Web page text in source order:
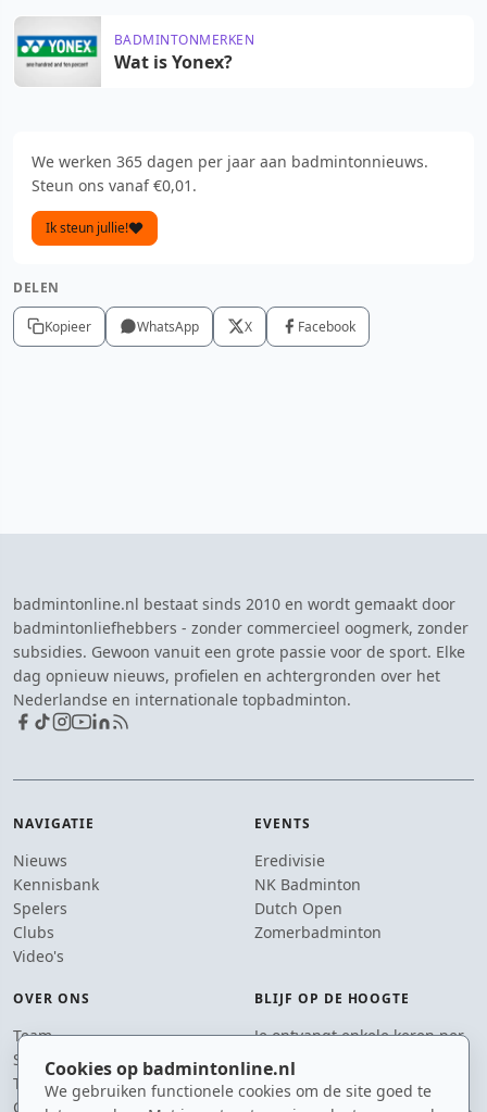
Cookies op badmintonline.nl
We gebruiken functionele cookies om de site goed te
BADMINTONMERKEN
Wat is Yonex?
We werken 365 dagen per jaar aan badmintonnieuws.
Steun ons vanaf €0,01.
Ik steun jullie!
DELEN
Kopieer WhatsApp X Facebook
badmintonline.nl bestaat sinds 2010 en wordt gemaakt door
badmintonliefhebbers - zonder commercieel oogmerk, zonder
subsidies. Gewoon vanuit een grote passie voor de sport. Elke
dag opnieuw nieuws, profielen en achtergronden over het
Nederlandse en internationale topbadminton.
NAVIGATIE
Nieuws
Kennisbank
Spelers
Clubs
Video's
EVENTS
Eredivisie
NK Badminton
Dutch Open
Zomerbadminton
OVER ONS
Team
Supporters
Tip de redactie
Contact
BLIJF OP DE HOOGTE
Je ontvangt enkele keren per
jaar een e-mail met het
laatste badmintonnieuws.